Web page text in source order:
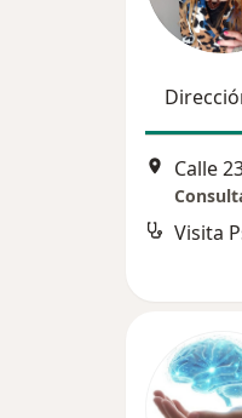
Calle
Visita